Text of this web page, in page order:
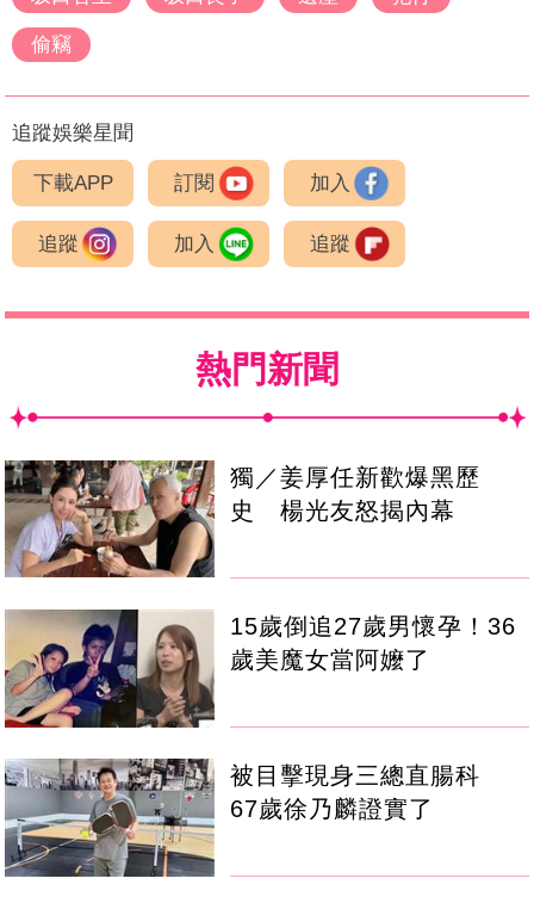
偷竊
追蹤娛樂星聞
下載APP 訂閱 加入
追蹤 加入 追蹤
熱門新聞
獨／姜厚任新歡爆黑歷
史 楊光友怒揭內幕
15歲倒追27歲男懷孕！36
歲美魔女當阿嬤了
被目擊現身三總直腸科
67歲徐乃麟證實了